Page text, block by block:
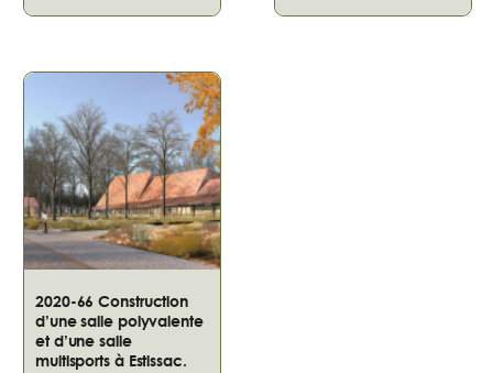
2020-66 Construction
d’une salle polyvalente
et d’une salle
multisports à Estissac.